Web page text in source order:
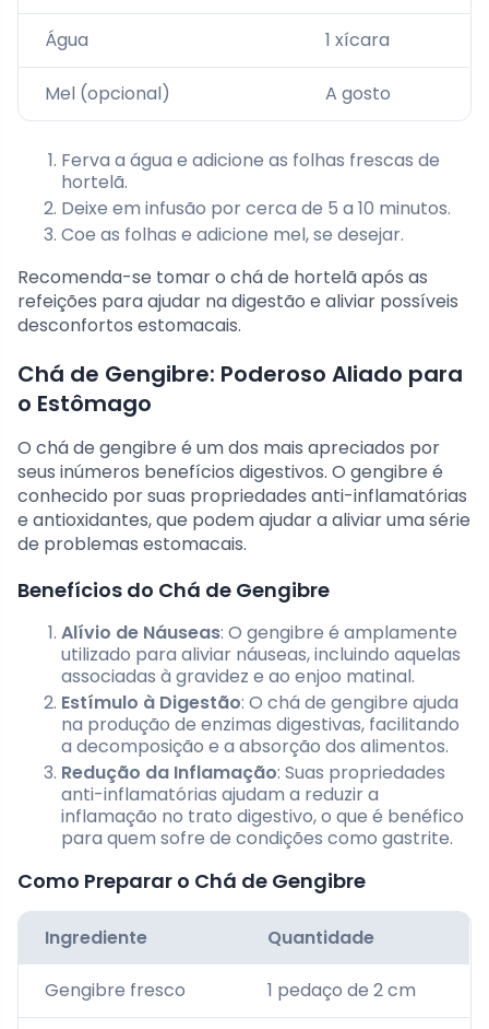
Água 1 xícara
Mel (opcional) A gosto
Ferva a água e adicione as folhas frescas de
hortelã.
Deixe em infusão por cerca de 5 a 10 minutos.
Coe as folhas e adicione mel, se desejar.
Recomenda-se tomar o chá de hortelã após as
refeições para ajudar na digestão e aliviar possíveis
desconfortos estomacais.
Chá de Gengibre: Poderoso Aliado para
o Estômago
O chá de gengibre é um dos mais apreciados por
seus inúmeros benefícios digestivos. O gengibre é
conhecido por suas propriedades anti-inflamatórias
e antioxidantes, que podem ajudar a aliviar uma série
de problemas estomacais.
Benefícios do Chá de Gengibre
Alívio de Náuseas: O gengibre é amplamente
utilizado para aliviar náuseas, incluindo aquelas
associadas à gravidez e ao enjoo matinal.
Estímulo à Digestão: O chá de gengibre ajuda
na produção de enzimas digestivas, facilitando
a decomposição e a absorção dos alimentos.
Redução da Inflamação: Suas propriedades
anti-inflamatórias ajudam a reduzir a
inflamação no trato digestivo, o que é benéfico
para quem sofre de condições como gastrite.
Como Preparar o Chá de Gengibre
Ingrediente Quantidade
Gengibre fresco 1 pedaço de 2 cm